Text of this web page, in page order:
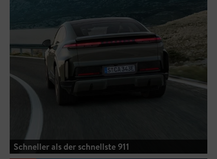
Schneller als der schnellste 911